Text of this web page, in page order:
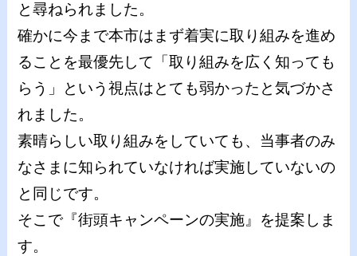
と尋ねられました。
確かに今まで本市はまず着実に取り組みを進め
ることを最優先して「取り組みを広く知っても
らう」という視点はとても弱かったと気づかさ
れました。
素晴らしい取り組みをしていても、当事者のみ
なさまに知られていなければ実施していないの
と同じです。
そこで『街頭キャンペーンの実施』を提案しま
す。